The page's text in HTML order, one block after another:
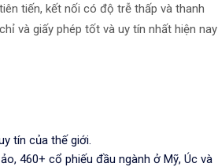
tiến, kết nối có độ trễ thấp và thanh
và giấy phép tốt và uy tín nhất hiện nay
tín của thế giới.
460+ cổ phiếu đầu ngành ở Mỹ, Úc và